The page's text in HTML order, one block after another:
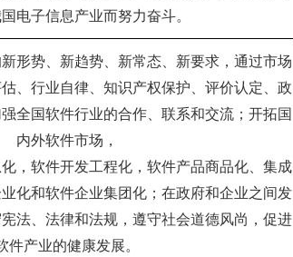
电子信息产业而努力奋斗。
形势、新趋势、新常态、新要求，通过市场
、行业自律、知识产权保护、评价认定、政
全国软件行业的合作、联系和交流；开拓国
内外软件市场，
，软件开发工程化，软件产品商品化、集成
化和软件企业集团化；在政府和企业之间发
法、法律和法规，遵守社会道德风尚，促进
件产业的健康发展。